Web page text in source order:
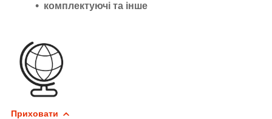
комплектуючі та інше
Приховати